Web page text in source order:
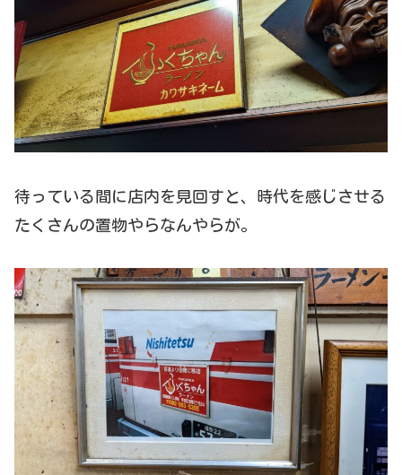
待っている間に店内を見回すと、時代を感じさせる
たくさんの置物やらなんやらが。